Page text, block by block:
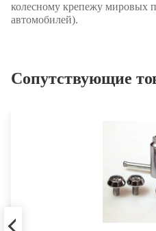
колесному крепежу мировых
автомобилей).
Сопутствующие